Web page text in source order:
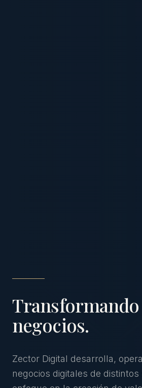
Transformando
negocios.
Zector Digital desarrolla,
negocios digitales de